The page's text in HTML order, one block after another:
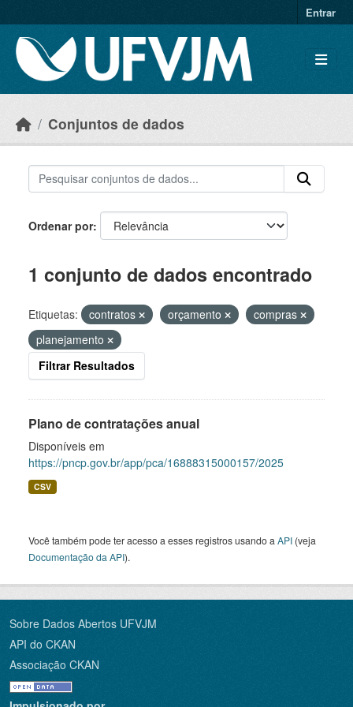
Entrar
Conjuntos de dados
Ordenar por
1 conjunto de dados encontrado
Etiquetas: contratos orçamento
compras
planejamento
Filtrar Resultados
Plano de contratações anual
Disponíveis em
https://pncp.gov.br/app/pca/16888315000157/2025
CSV
Você também pode ter acesso a esses registros usando a API (veja
Documentação da API).
Sobre Dados Abertos UFVJM
API do CKAN
Associação CKAN